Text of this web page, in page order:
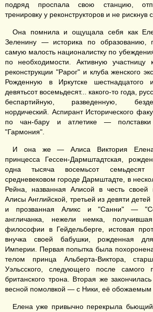
подряд проспала свою станцию,
тренировку у реконструкторов и не рискнув
Она помнила и ощущала себя как
Зеленину — историка по образованию,
самую малость националистку по
по необходимости. Активную участницу
реконструкции "Рарог" и клуба женского
Рожденную в Иркутске шестнадцатого
девятьсот восемьдесят... какого-то года,
беспартийную, разведенную,
нордический. Аспирант Исторического
по чан-бару и атлетике —
"Гармония".
И она же — Алиса Виктория Елена
принцесса Гессен-Дармштадтская,
одна тысяча восемьсот
средневековом городе Дармштадте, в
Рейна, названная Алисой в честь своей
Алисы Английской, третьей из девяти детей
и прозванная Аликс и "Санни" —
англичанка, нежели немка,
философии в Гейдельберге, истовая
внучка своей бабушки, рожденная
Империи. Первая попытка была
телом принца Альберта-Виктора,
Уэльсского, следующего после самого
британского трона. Вторая же
весной помолвкой — с Ники, её обожаемым
Елена уже привычно перекрыла